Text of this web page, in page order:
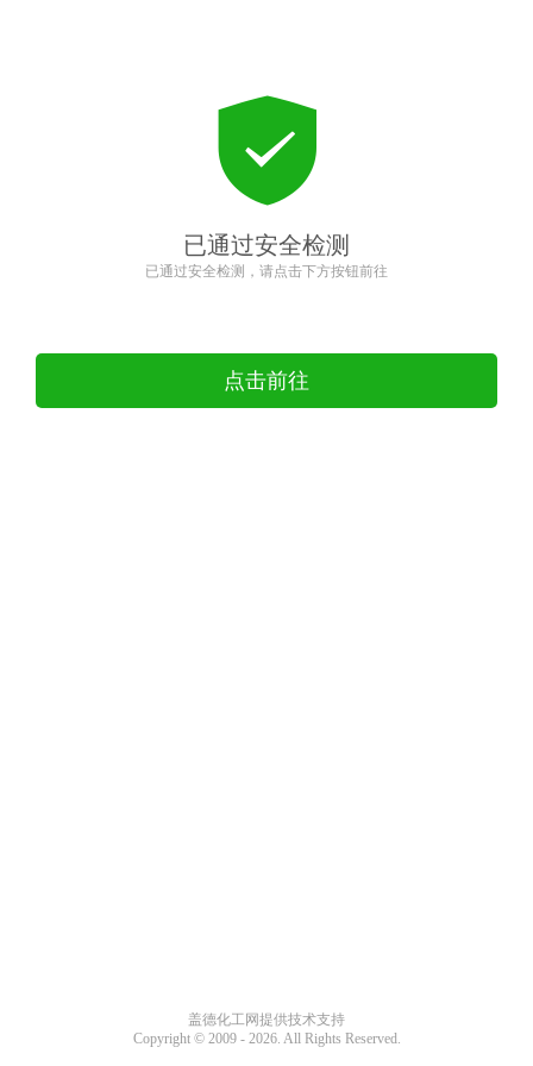
已通过安全检测
已通过安全检测，请点击下方按钮前往
点击前往
盖德化工网提供技术支持
Copyright © 2009 - 2026. All Rights Reserved.